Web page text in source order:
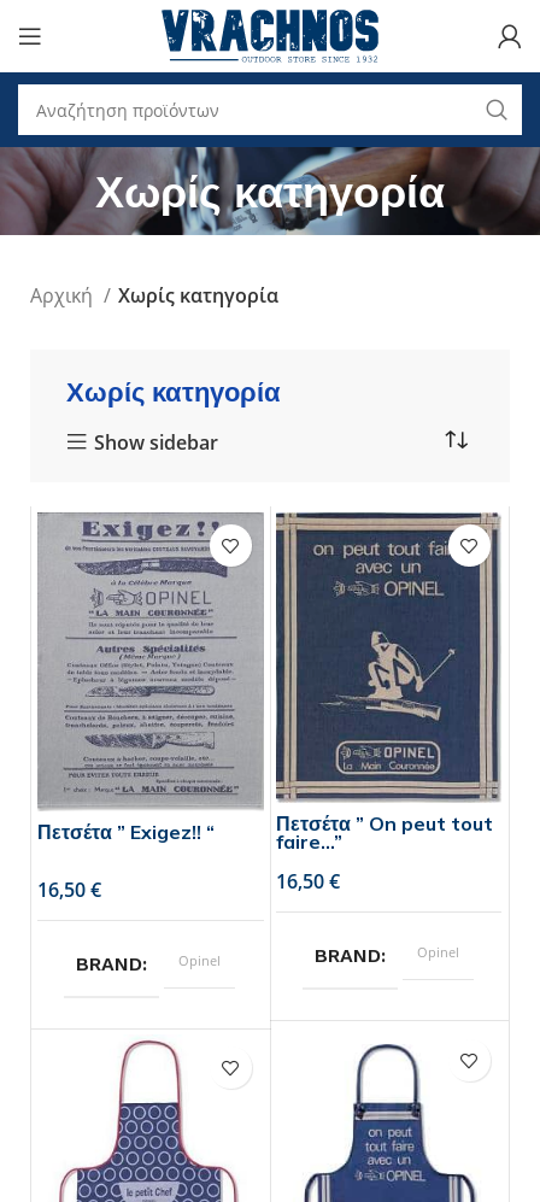
Χωρίς κατηγορία
Αρχική Χωρίς κατηγορία
Χωρίς κατηγορία
Show sidebar
Πετσέτα ” Exigez!! “
€
BRAND Opinel
Πετσέτα ” On peut tout
faire…”
€
BRAND Opinel